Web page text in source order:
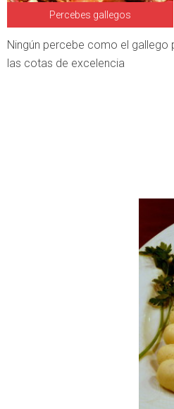
Percebes gallegos
Ningún percebe como el gallego
las cotas de excelencia